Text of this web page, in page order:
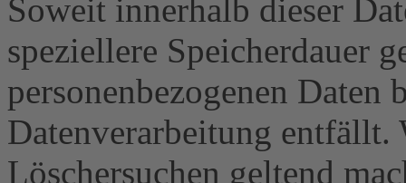
Soweit innerhalb dieser
speziellere Speicherdauer
personenbezogenen
Datenverarbeitung entfällt.
Löschersuchen geltend